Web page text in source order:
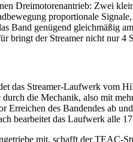
Dreimotorenantrieb: Zwei
proportionale
Band genügend gleichmäßig
bringt der Streamer nicht nur 4
das Streamer-Laufwerk vom
die Mechanik, also mit
Erreichen des Bandendes ab
bearbeitet das Laufwerk alle
mit, schafft der TEAC-